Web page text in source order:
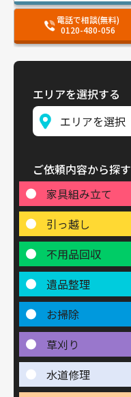
電話で相談(無料)
0120-480-056
エリアを選択する
ご依頼内容から探す
家具組み立て
引っ越し
不用品回収
遺品整理
お掃除
草刈り
水道修理